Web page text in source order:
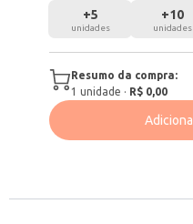
+5
unidades
+10
unidades
Resumo da compra:
1 unidade · R$ 0,00